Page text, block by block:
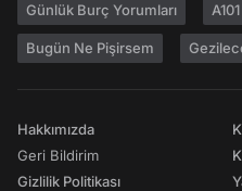
Günlük Burç Yorumları A101
Bugün Ne Pişirsem
Hakkımızda
Geri Bildirim
Gizlilik Politikası